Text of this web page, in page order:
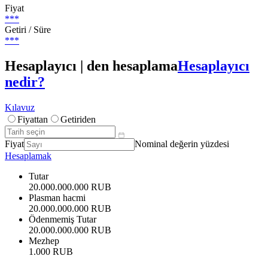
Fiyat
***
Getiri / Süre
***
Hesaplayıcı | den hesaplamaHesaplayıcı
nedir?
Kılavuz
Fiyattan
Getiriden
Fiyat
Nominal değerin yüzdesi
Hesaplamak
Tutar
20.000.000.000 RUB
Plasman hacmi
20.000.000.000 RUB
Ödenmemiş Tutar
20.000.000.000 RUB
Mezhep
1.000 RUB